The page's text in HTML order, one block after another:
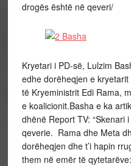
drogës është në qeveri/
Kryetari i PD-së, Lulzim
edhe dorëheqjen e
të Kryeministrit Edi Rama,
e koalicionit.Basha e ka
dhënë Report TV: “Skenari
qeverie. Rama dhe Meta
dorëheqjen dhe t’i hapin
them në emër të